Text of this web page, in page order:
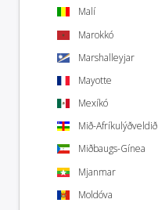
Malí
Marokkó
Marshalleyjar
Mayotte
Mexíkó
Mið-Afríkulýðveldið
Miðbaugs-Gínea
Mjanmar
Moldóva